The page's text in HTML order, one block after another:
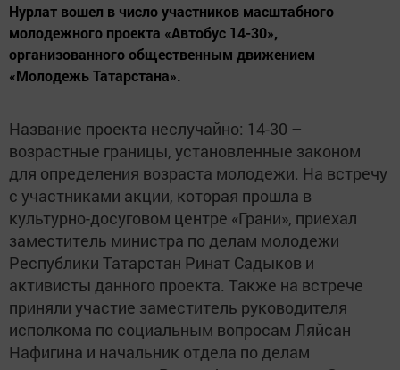
Нурлат вошел в число участников масштабного
молодежного проекта «Автобус 14-30»,
организованного общественным движением
«Молодежь Татарстана».
Название проекта неслучайно: 14-30 –
возрастные границы, установленные законом
для определения возраста молодежи. На встречу
с участниками акции, которая прошла в
культурно-досуговом центре «Грани», приехал
заместитель министра по делам молодежи
Республики Татарстан Ринат Садыков и
активисты данного проекта. Также на встрече
приняли участие заместитель руководителя
исполкома по социальным вопросам Ляйсан
Нафигина и начальник отдела по делам